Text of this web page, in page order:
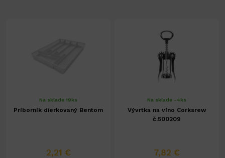
Na sklade 19ks
Príborník dierkovaný Bentom
2,21 €
Na sklade -4ks
Vývrtka na víno Corksrew
č.500209
7,82 €